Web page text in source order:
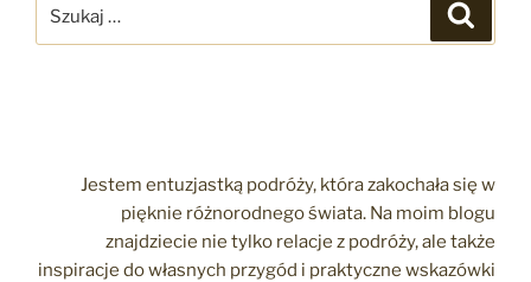
Jestem entuzjastką podróży, która zakochała się w
pięknie różnorodnego świata. Na moim blogu
znajdziecie nie tylko relacje z podróży, ale także
inspiracje do własnych przygód i praktyczne wskazówki